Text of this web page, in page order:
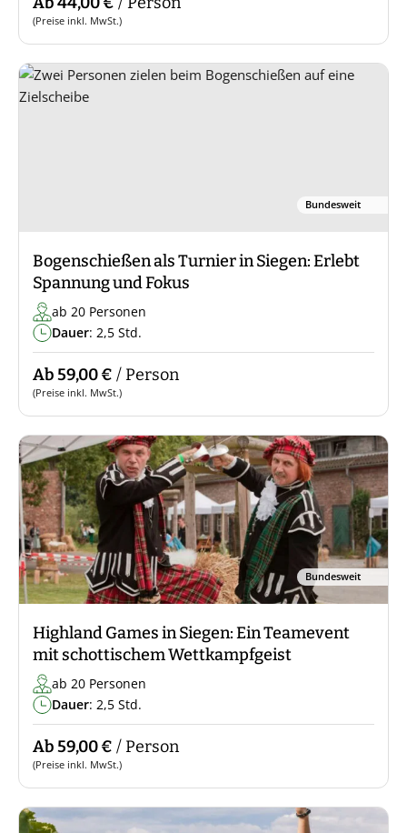
(Preise inkl. MwSt.)
Bundesweit
Bogenschießen als Turnier in Siegen: Erlebt
Spannung und Fokus
ab 20 Personen
Dauer: 2,5 Std.
Ab 59,00 € / Person
(Preise inkl. MwSt.)
Bundesweit
Highland Games in Siegen: Ein Teamevent
mit schottischem Wettkampfgeist
ab 20 Personen
Dauer: 2,5 Std.
Ab 59,00 € / Person
(Preise inkl. MwSt.)